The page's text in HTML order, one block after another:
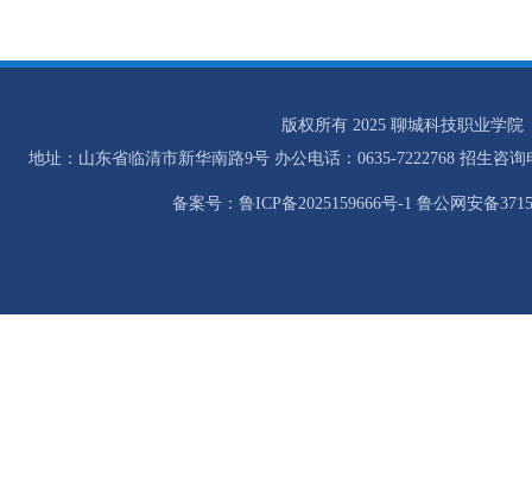
版权所有 2025 聊城科技职业学院
地址：山东省临清市新华南路9号 办公电话：0635-7222768 招生咨询
备案号：鲁ICP备2025159666号-1 鲁公网安备